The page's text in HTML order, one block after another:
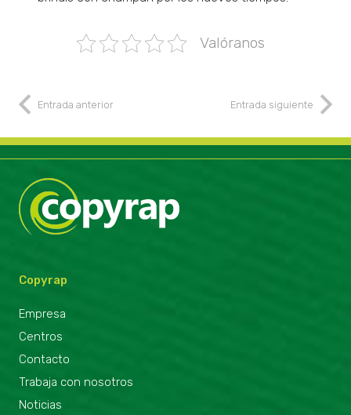
Valóranos
Entrada anterior Entrada siguiente
Copyrap
Empresa
Centros
Contacto
Trabaja con nosotros
Noticias